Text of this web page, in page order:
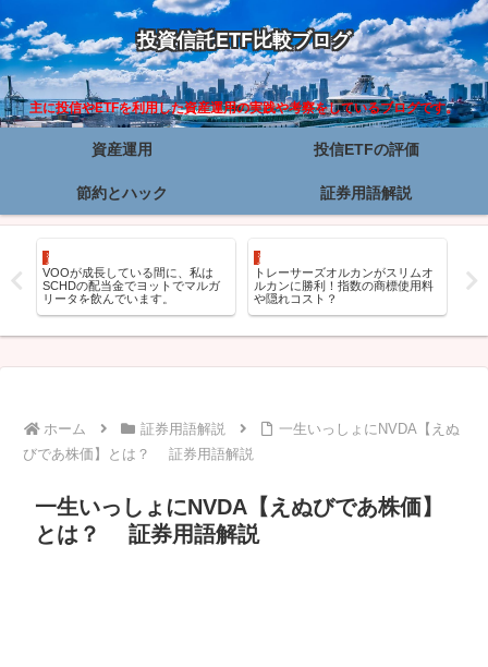
投資信託ETF比較ブログ
主に投信やETFを利用した資産運用の実践や考察をしているブログです。
資産運用 投信ETFの評価
節約とハック 証券用語解説
資産運用
VOOが成長している間に、私は
SCHDの配当金でヨットでマルガ
リータを飲んでいます。
資産運用
トレーサーズオルカンがスリムオ
ルカンに勝利！指数の商標使用料
や隠れコスト？
オ
は
ホーム 証券用語解説
一生いっしょにNVDA【えぬ
びであ株価】とは？ 証券用語解説
一生いっしょにNVDA【えぬびであ株価】
とは？ 証券用語解説